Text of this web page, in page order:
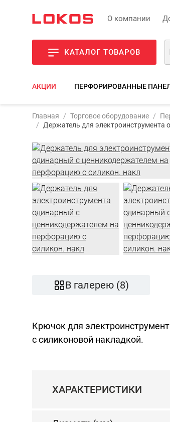
О компании
КАТАЛОГ ТОВАРОВ
АКЦИИ ПЕРФОРИРОВАННЫЕ
Главная Торговое оборудование
Держатель для электроинструмента
В галерею (8)
Крючок для
с силиконовой накладкой.
ХАРАКТЕРИСТИКИ